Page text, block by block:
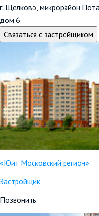
г. Щелково, микрорайон
дом 6
Связаться с застройщиком
«Юит Московский регион»
Застройщик
Позвонить